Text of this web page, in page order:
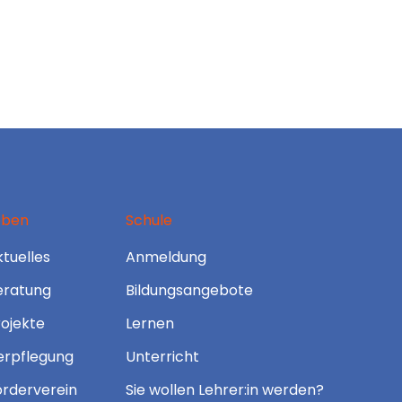
Schule
Anmeldung
Bildungsangebote
Lernen
Unterricht
Sie wollen Lehrer:in werden?